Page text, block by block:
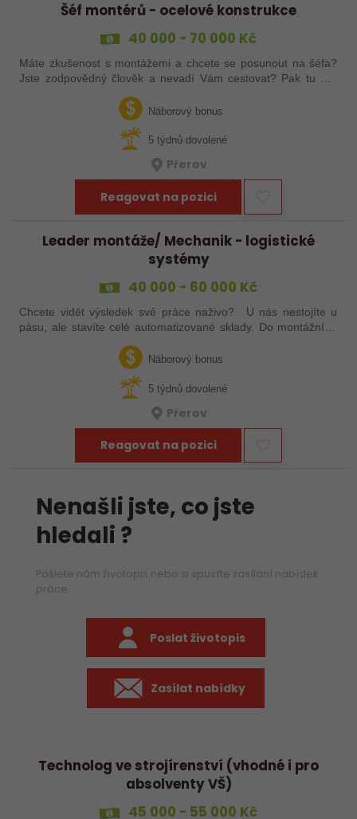
Šéf montérů - ocelové konstrukce
40 000 - 70 000 Kč
Máte zkušenost s montážemi a chcete se posunout na šéfa?
Jste zodpovědný člověk a nevadí Vám cestovat? Pak tu pro
Náborový bonus
5 týdnů dovolené
Přerov
Reagovat na pozici
Leader montáže/ Mechanik - logistické
systémy
40 000 - 60 000 Kč
Chcete vidět výsledek své práce naživo? U nás nestojíte u
pásu, ale stavíte celé automatizované sklady. Do montážního
Náborový bonus
5 týdnů dovolené
Přerov
Reagovat na pozici
Nenašli jste, co jste
hledali ?
Pošlete nám životopis nebo si spusťte zasílání nabídek
práce
Poslat životopis
Zasílat nabídky
Technolog ve strojírenství (vhodné i pro
absolventy VŠ)
45 000 - 55 000 Kč